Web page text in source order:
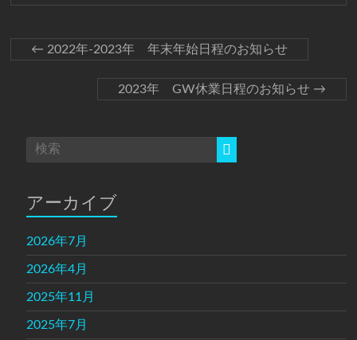
← 2022年-2023年 年末年始日程のお知らせ
2023年 GW休業日程のお知らせ →
アーカイブ
2026年7月
2026年4月
2025年11月
2025年7月